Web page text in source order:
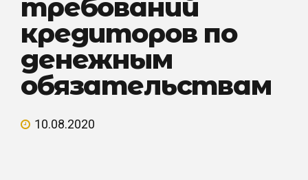
требований
кредиторов по
денежным
обязательствам
10.08.2020